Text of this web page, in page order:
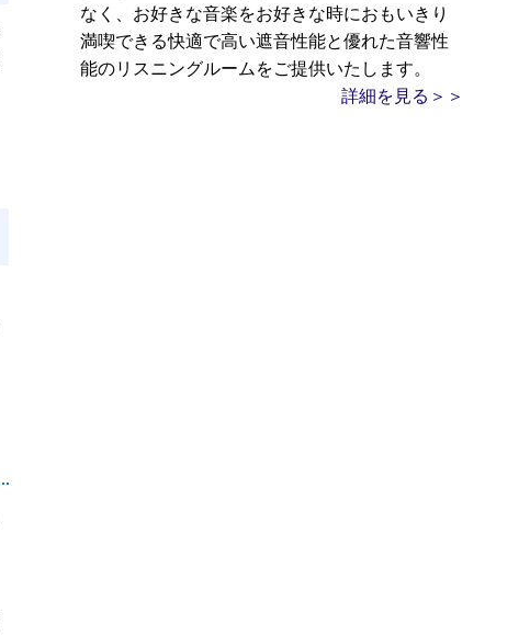
なく、お好きな音楽をお好きな時におもいきり
満喫できる快適で高い遮音性能と優れた音響性
能のリスニングルームをご提供いたします。
詳細を見る＞＞